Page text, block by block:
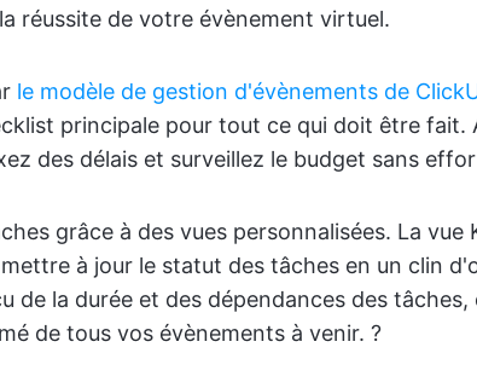
réussite de votre évènement virtuel.
le modèle de gestion d'évènements de
principale pour tout ce qui doit être fait.
des délais et surveillez le budget sans
grâce à des vues personnalisées. La
à jour le statut des tâches en un clin
de la durée et des dépendances des tâches,
de tous vos évènements à venir. ?️